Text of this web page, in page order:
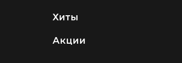
Хиты
Акции